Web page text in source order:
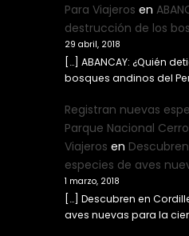
Para Viajeros en
destrucción de los
29 abril, 2018
[…] ABANCAY: ¿Quién
bosques andinos del
Registran nuevas
Parque Nacional
Viajeros en
especies de aves
1 marzo, 2018
[…] Descubren en
aves nuevas para la